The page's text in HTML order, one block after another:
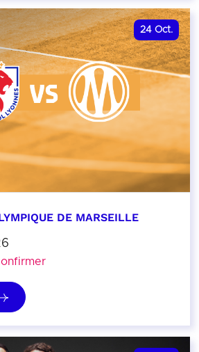
24 Oct.
DE MARSEILLE